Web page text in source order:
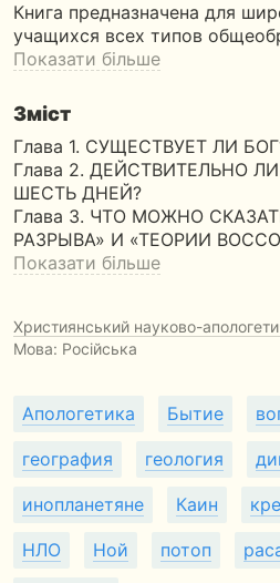
Книга предназначена для
учащихся всех типов
Показати більше
Зміст
Глава 1. СУЩЕСТВУЕТ ЛИ
Глава 2. ДЕЙСТВИТЕЛЬНО
ШЕСТЬ ДНЕЙ?
Глава 3. ЧТО МОЖНО
РАЗРЫВА» И «ТЕОРИИ
Показати більше
Християнський науково-
Мова: Російська
Апологетика Бытие
география геология
инопланетяне Каин
НЛО Ной потоп